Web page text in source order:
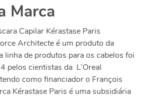
Marca
Capilar Kérastase Paris
Architecteé um produto da
linha de produtos para os cabelos foi
pelos cientistas da L’Oreal
como financiador o François
Kérastase Paris é uma subsidiária